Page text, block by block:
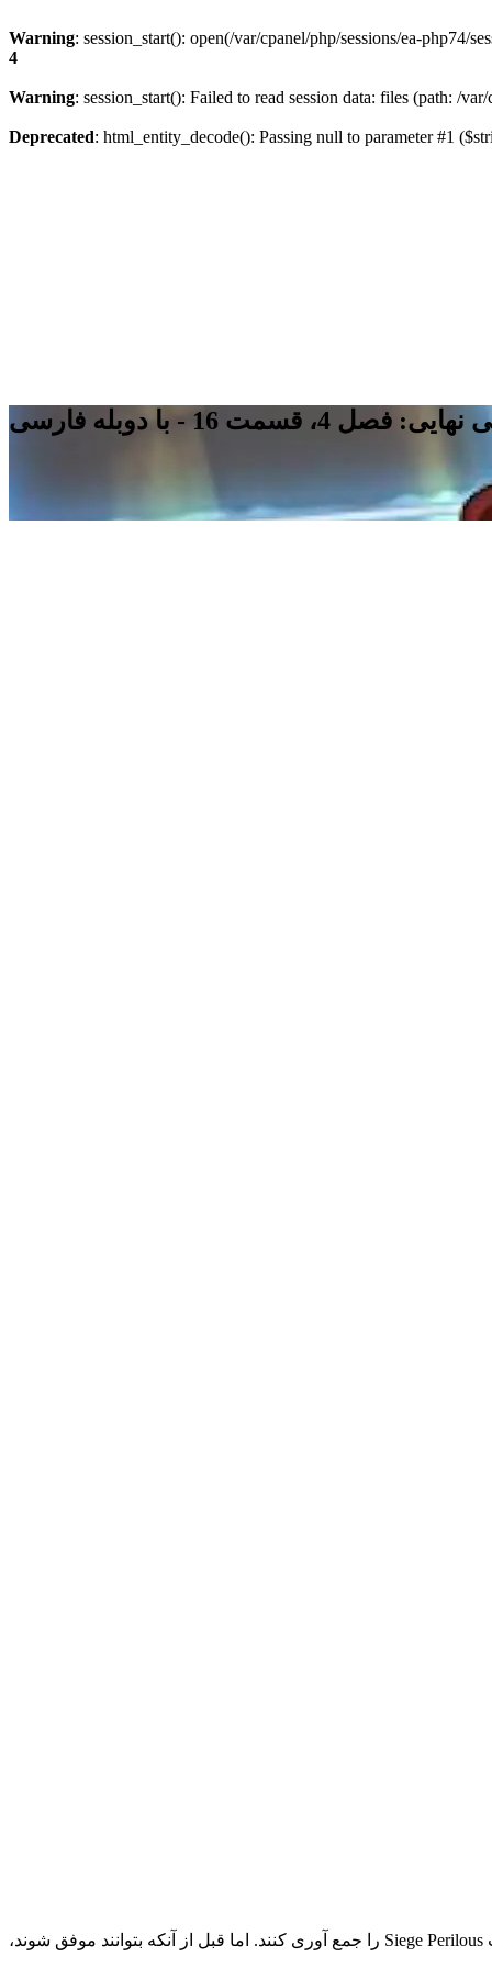
Warning: session_start(): open(/var/cpanel/php/sessions/ea-
4
Warning: session_start(): Failed to read session data: files (path: /
Deprecated: html_entity_decode(): Passing null to parameter #1
16 - با دوبله فارسی
در قسمت 16 فصل 4 سریال مرد عنکبوتی نهایی (Ultimate Spider-Man)، Spider-Man و Kid Arachnid به ابعاد متناوب سفر می‌کنند تا قطعات Siege Perilous را جمع آوری کنند. اما قبل از آنکه بتوانند موفق شوند،